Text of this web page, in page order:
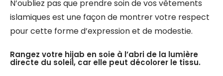
N’oubliez pas que prendre soin de vos vêtements
islamiques est une façon de montrer votre respect
pour cette forme d’expression et de modestie.
Rangez votre hijab en soie à l’abri de la lumière
directe du soleil, car elle peut décolorer le tissu.